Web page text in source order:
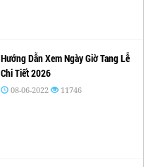
Hướng Dẫn Xem Ngày Giờ Tang Lễ
Chi Tiết 2026
08-06-2022 11746